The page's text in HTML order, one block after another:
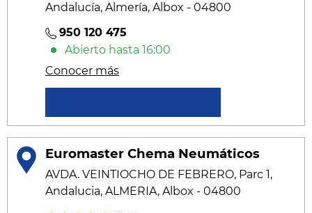
Andalucía, Almería, Albox - 04800
950 120 475
Abierto hasta 16:00
Conocer más
Euromaster Chema Neumáticos
AVDA. VEINTIOCHO DE FEBRERO, Parc 1,
Andalucia, ALMERIA, Albox - 04800